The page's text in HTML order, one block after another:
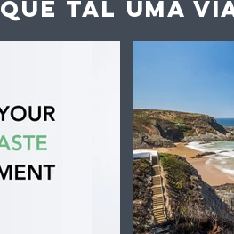
QUE TAL UMA